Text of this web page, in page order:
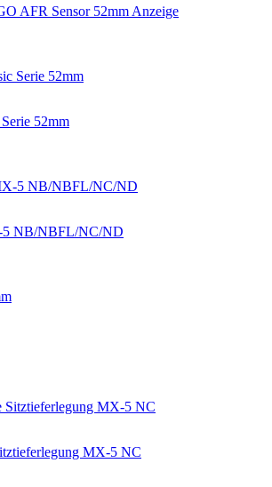
AFR Sensor 52mm Anzeige
52mm
5 NB/NBFL/NC/ND
MX-5 NC